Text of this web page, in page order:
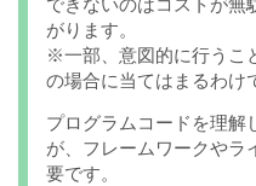
できないのはコストが無
がります。
※一部、意図的に行うこ
の場合に当てはまるわけ
プログラムコードを理解
が、フレームワークやラ
要です。